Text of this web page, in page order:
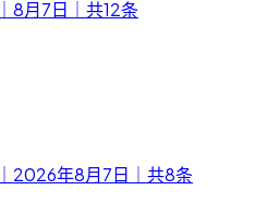
8月7日｜共12条
2026年8月7日｜共8条